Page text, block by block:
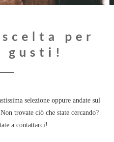
scelta per
selezione oppure andate sul
trovate ciò che state cercando?
a contattarci!